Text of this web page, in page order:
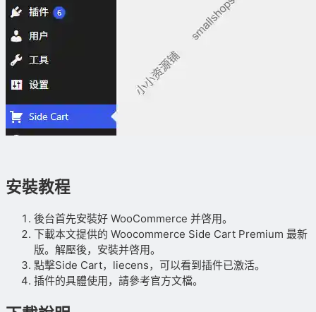
安裝教程
後台首先安裝好 WooCommerce 并啓用。
下載本文提供的 Woocommerce Side Cart Premium 最新
版。解壓後，安裝并啓用。
點擊Side Cart，liecens，可以看到插件已激活。
插件的具體使用，請參考官方文檔。